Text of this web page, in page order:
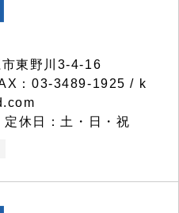
東野川3-4-16
：03-3489-1925 / k
休日：土・日・祝